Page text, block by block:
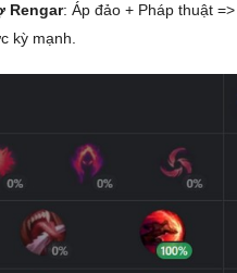
Rengar: Áp đảo + Pháp thuật
kỳ mạnh.